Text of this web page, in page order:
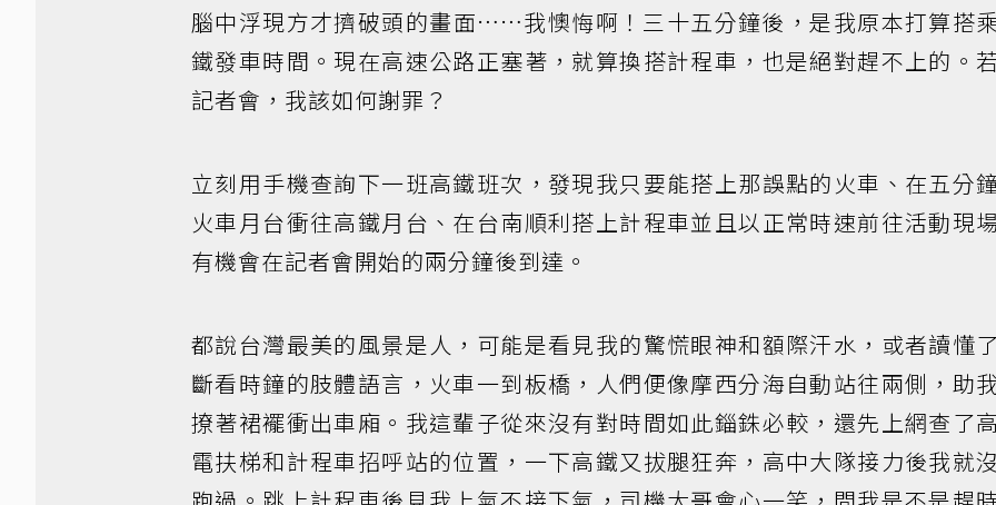
腦中浮現方才擠破頭的畫面……我懊悔啊！三十五分鐘後，是我原本打算搭
鐵發車時間。現在高速公路正塞著，就算換搭計程車，也是絕對趕不上的。
記者會，我該如何謝罪？
立刻用手機查詢下一班高鐵班次，發現我只要能搭上那誤點的火車、在五分
火車月台衝往高鐵月台、在台南順利搭上計程車並且以正常時速前往活動現
有機會在記者會開始的兩分鐘後到達。
都說台灣最美的風景是人，可能是看見我的驚慌眼神和額際汗水，或者讀懂
斷看時鐘的肢體語言，火車一到板橋，人們便像摩西分海自動站往兩側，助
撩著裙襬衝出車廂。我這輩子從來沒有對時間如此錙銖必較，還先上網查了
電扶梯和計程車招呼站的位置，一下高鐵又拔腿狂奔，高中大隊接力後我就